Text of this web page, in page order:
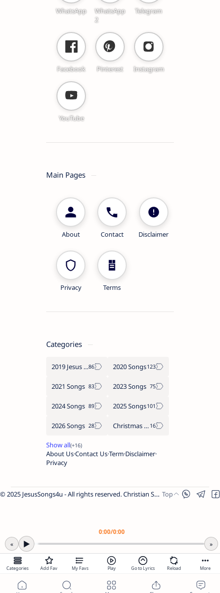
WhatsApp
WhatsApp
2
Telegram
Facebook Pinterest Instagram
YouTube
Main Pages
About Contact Disclaimer
Privacy Terms
Categories
2019 Jesus songs 2020 Songs
2021 Songs 2023 Songs
2024 Songs 2025 Songs
2026 Songs Christmas Songs
About UsContact UsTerm Disclaimer
Privacy
© 2025 JesusSongs4u - All rights reserved. Christian Songs | Bible-based Lyrics | Worship Music.
Categories Add Fav My Favs Play Go to Lyrics Reload More
Share Link
Worship Songs
2024 Songs
2023 Songs
2022 Songs
0:00/0:00
«
▶ »